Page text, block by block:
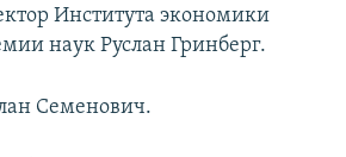
Института экономики
наук Руслан Гринберг.
Семенович.